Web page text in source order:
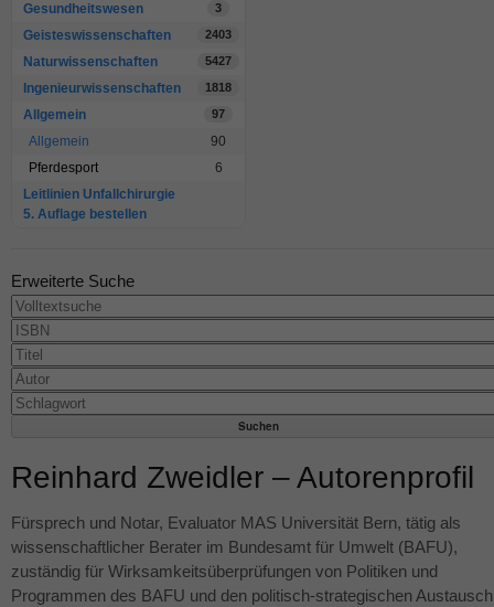
Gesundheitswesen 3
Geisteswissenschaften 2403
Naturwissenschaften 5427
Ingenieurwissenschaften 1818
Allgemein 97
Allgemein
90
Pferdesport
6
Leitlinien Unfallchirurgie
5. Auflage bestellen
Erweiterte Suche
Reinhard Zweidler – Autorenprofil
Fürsprech und Notar, Evaluator MAS Universität Bern, tätig als
wissenschaftlicher Berater im Bundesamt für Umwelt (BAFU),
zuständig für Wirksamkeitsüberprüfungen von Politiken und
Programmen des BAFU und den politisch-strategischen Austausch